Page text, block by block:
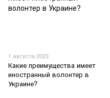
1 августа 2023
Какие преимущества имеет
иностранный волонтер в
Украине?